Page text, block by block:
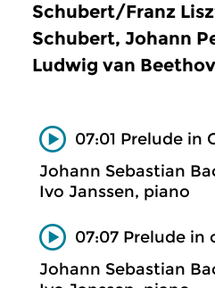
Schubert/Franz
Schubert, Johann
Ludwig van
07:01 Prelude in
Johann Sebastian
Ivo Janssen, piano
07:07 Prelude in
Johann Sebastian